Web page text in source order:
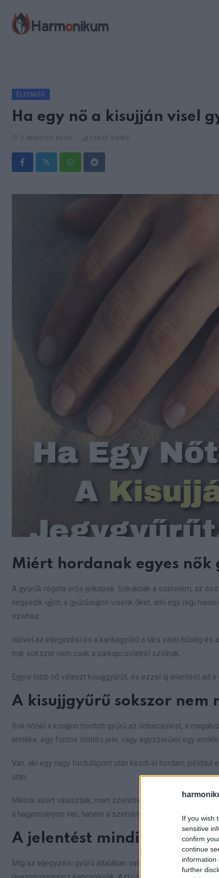
If you wish
sensitive
confirm
continue
information
further
content
ÉLETMÓD
Ha egy nő a kisujján visel
WhatsappReddit
Miért hordanak egyes nők
A gyűrűk régóta erős jelképek. Sokaknak a szerelem, az
negyedik ujjon, a gyűrűsujjon viselik őket, ami egy régi
szívhez.
Idővel az eljegyzési és a karikagyűrű a társ iránti hűség
már sokszor nem csak a párkapcsolatról szólnak.
Egyre több nő választ kisujjgyűrűt, és ezzel új jelentést ad
A kisujjgyűrű sokszor nem
Sok nőnél a kisujjon hordott gyűrű az önbecsülést, a
emléke, egy fontos döntés jele, vagy egyszerűen egy
Van, aki egy nagy fordulópont után kezdi el hordani,
után.
Mások azért választják, mert szeretnék megmutatni az
a hagyományon van, hanem a személyes jelentésen.
A jelentést mindig a
Míg az eljegyzési gyűrű általában valaki más iránti